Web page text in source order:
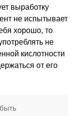
выработку
не испытывает
хорошо, то
не
кислотности
от его